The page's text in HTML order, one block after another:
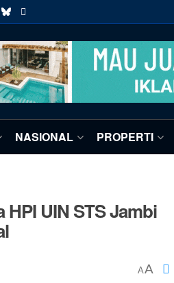
NASIONAL PROPERTI
UIN STS Jambi
AA